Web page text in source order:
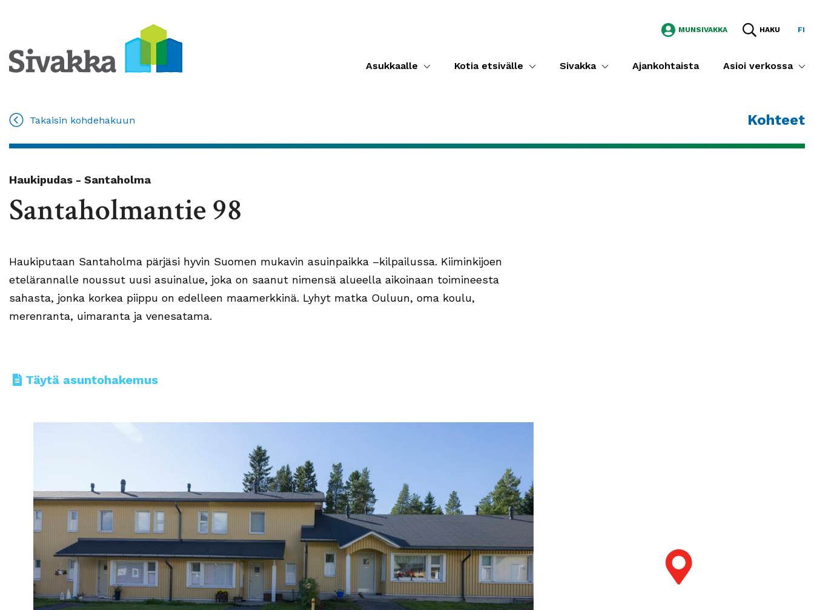
MUNSIVAKKA HAKU FI
Asukkaalle Kotia etsivälle Sivakka Ajankohtaista Asioi verkossa
Takaisin kohdehakuun Kohteet
Haukipudas - Santaholma
Santaholmantie 98
Haukiputaan Santaholma pärjäsi hyvin Suomen mukavin asuinpaikka –kilpailussa. Kiiminkijoen
etelärannalle noussut uusi asuinalue, joka on saanut nimensä alueella aikoinaan toimineesta
sahasta, jonka korkea piippu on edelleen maamerkkinä. Lyhyt matka Ouluun, oma koulu,
merenranta, uimaranta ja venesatama.
Täytä asuntohakemus